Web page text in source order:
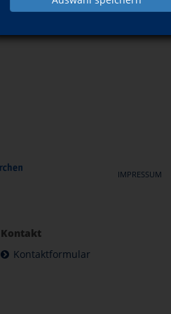
IMPRESSUM
Kontakt
Kontaktformular